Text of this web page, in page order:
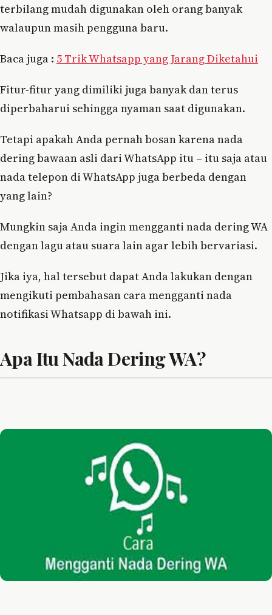
terbilang mudah digunakan oleh orang banyak
walaupun masih pengguna baru.
Baca juga : 5 Trik Whatsapp yang Jarang Diketahui
Fitur-fitur yang dimiliki juga banyak dan terus
diperbaharui sehingga nyaman saat digunakan.
Tetapi apakah Anda pernah bosan karena nada
dering bawaan asli dari WhatsApp itu – itu saja atau
nada telepon di WhatsApp juga berbeda dengan
yang lain?
Mungkin saja Anda ingin mengganti nada dering WA
dengan lagu atau suara lain agar lebih bervariasi.
Jika iya, hal tersebut dapat Anda lakukan dengan
mengikuti pembahasan cara mengganti nada
notifikasi Whatsapp di bawah ini.
Apa Itu Nada Dering WA?